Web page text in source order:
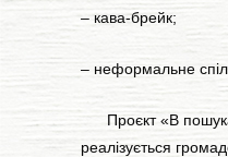
– кава-брейк;
– неформальне
Проєкт «В
реалізується